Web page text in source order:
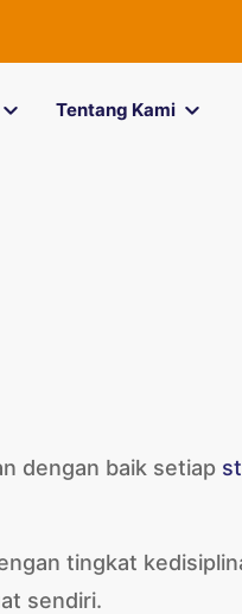
Tentang Kami
dengan baik setiap
tingkat
sendiri.